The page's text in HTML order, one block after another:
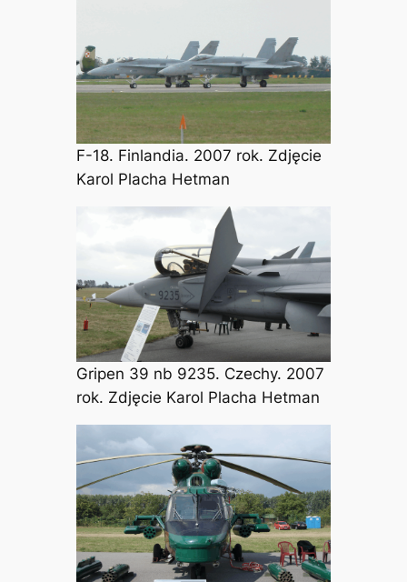
F-18. Finlandia. 2007 rok. Zdjęcie
Karol Placha Hetman
Gripen 39 nb 9235. Czechy. 2007
rok. Zdjęcie Karol Placha Hetman